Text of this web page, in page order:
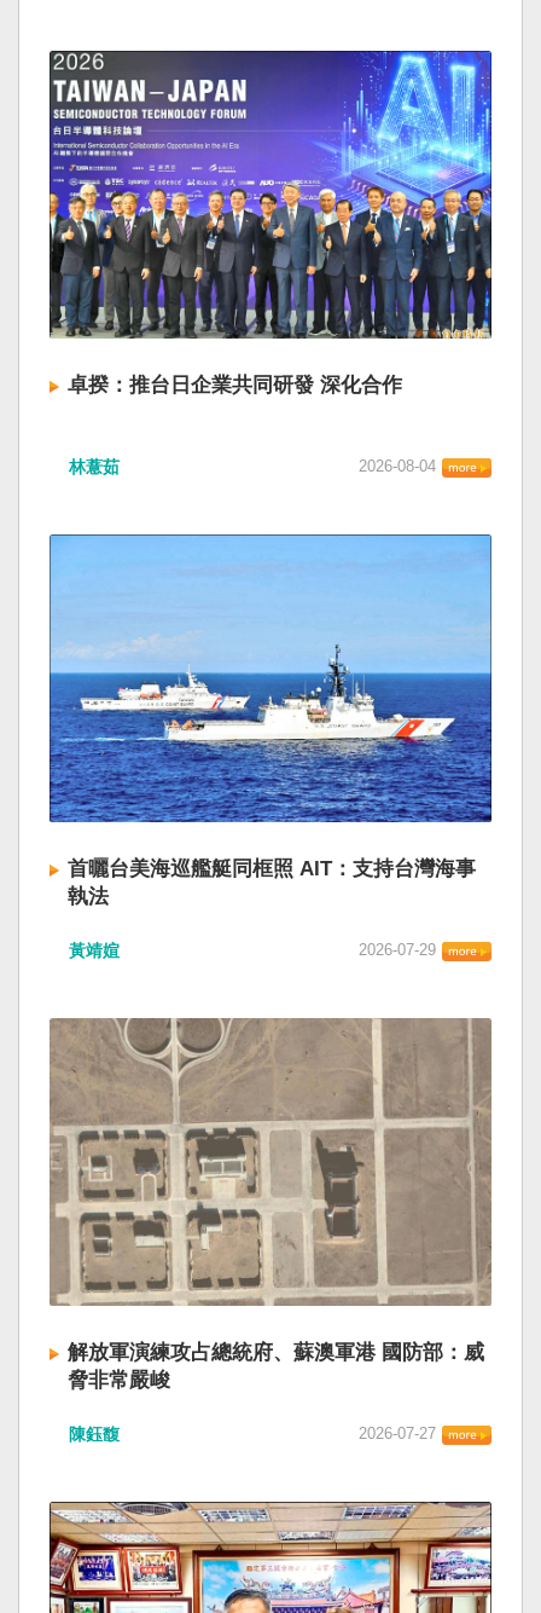
卓揆：推台日企業共同研發 深化合作
林薏茹 2026-08-04
首曬台美海巡艦艇同框照 AIT：支持台灣海事
執法
黃靖媗 2026-07-29
解放軍演練攻占總統府、蘇澳軍港 國防部：威
脅非常嚴峻
陳鈺馥 2026-07-27